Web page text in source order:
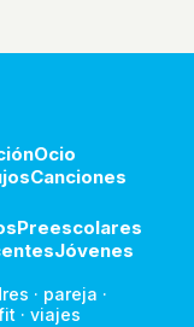
Ocio
Canciones
Preescolares
Jóvenes
· pareja ·
· viajes